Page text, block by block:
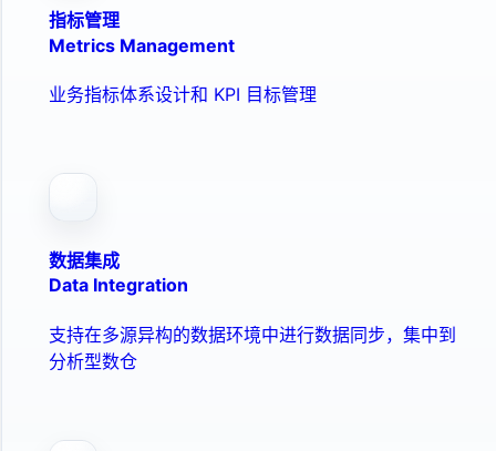
指标管理
Metrics Management
业务指标体系设计和 KPI 目标管理
数据集成
Data Integration
支持在多源异构的数据环境中进行数据同步，集中到
分析型数仓